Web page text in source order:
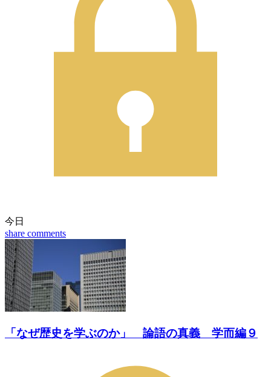
今日
share comments
「なぜ歴史を学ぶのか」 論語の真義 学而編９